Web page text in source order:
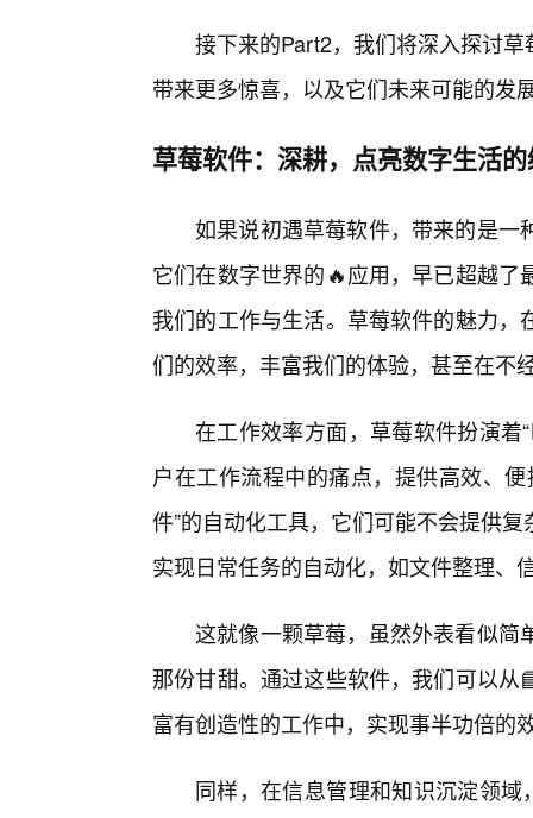
接下来的Part2，我们将深入探讨
带来更多惊喜，以及它们未来可能的发
草莓软件：深耕，点亮数字生活
如果说初遇草莓软件，带来的是一
它们在数字世界的🔥应用，早已超越
我们的工作与生活。草莓软件的魅力
们的效率，丰富我们的体验，甚至在不
在工作效率方面，草莓软件扮演着
户在工作流程中的痛点，提供高效、
件”的自动化工具，它们可能不会提供
实现日常任务的自动化，如文件整理、
这就像一颗草莓，虽然外表看似简
那份甘甜。通过这些软件，我们可以
富有创造性的工作中，实现事半功倍的
同样，在信息管理和知识沉淀领域